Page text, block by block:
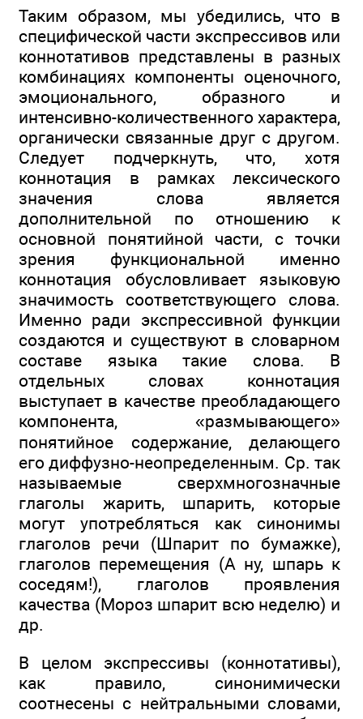
Таким образом, мы убедились, что в
специфической части экспрессивов или
коннотативов представлены в разных
комбинациях компоненты оценочного,
эмоционального, образного и
интенсивно-количественного характера,
органически связанные друг с другом.
Следует подчеркнуть, что, хотя
коннотация в рамках лексического
значения слова является
дополнительной по отношению к
основной понятийной части, с точки
зрения функциональной именно
коннотация обусловливает языковую
значимость соответствующего слова.
Именно ради экспрессивной функции
создаются и существуют в словарном
составе языка такие слова. В
отдельных словах коннотация
выступает в качестве преобладающего
компонента, «размывающего»
понятийное содержание, делающего
его диффузно-неопределенным. Ср. так
называемые сверхмногозначные
глаголы жарить, шпарить, которые
могут употребляться как синонимы
глаголов речи (Шпарит по бумажке),
глаголов перемещения (А ну, шпарь к
соседям!), глаголов проявления
качества (Мороз шпарит всю неделю) и
др.
В целом экспрессивы (коннотативы),
как правило, синонимически
соотнесены с нейтральными словами,